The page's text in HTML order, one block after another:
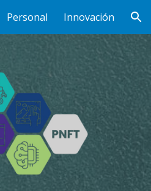
Personal Innovación